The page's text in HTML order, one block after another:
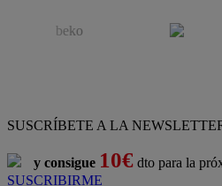
SUSCRÍBETE A LA
y consigue 10€ dto para la
SUSCRIBIRME